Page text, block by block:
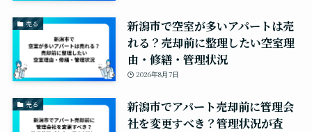
売る
新潟市で空室が多いアパートは売
れる？売却前に整理したい空室理
由・修繕・管理状況
2026年8月7日
売る
新潟市でアパート売却前に管理会
社を変更すべき？管理状況が査